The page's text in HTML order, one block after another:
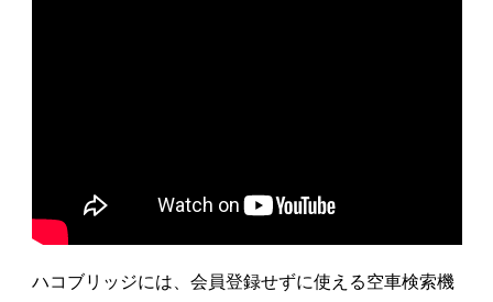
ハコブリッジには、会員登録せずに使える空車検索機